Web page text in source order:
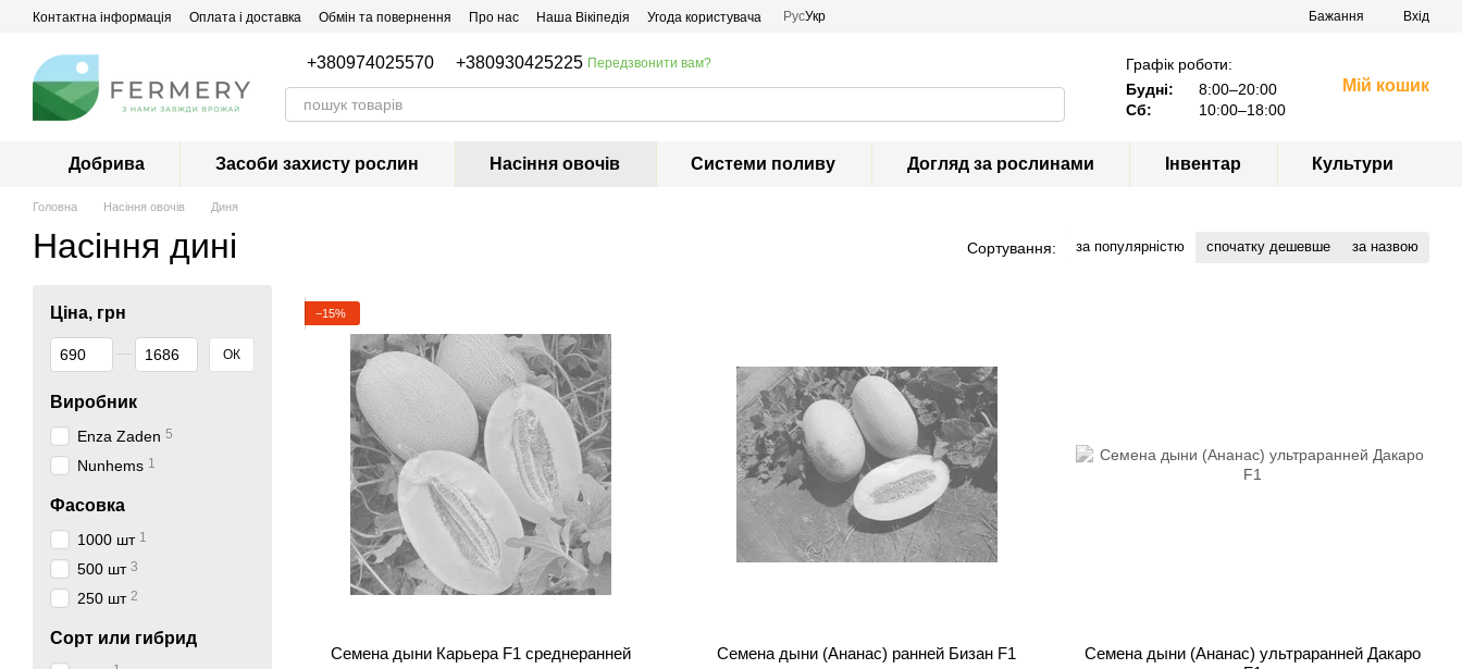
Перейти до основного контенту
Контактна інформація Оплата і доставка Обмін та повернення Про нас Наша Вікіпедія Угода користувача РусУкр Бажання Вхід
+380974025570 +380930425225 Передзвонити вам?
Графік роботи:
Будні:
8:00–20:00
Сб:
10:00–18:00
Мій кошик
Добрива Засоби захисту рослин Насіння овочів Системи поливу Догляд за рослинами Інвентар Культури
Головна Насіння овочів Диня
Насіння дині Сортування: за популярністю спочатку дешевше за назвою
−15%
Семена дыни Карьера F1 среднеранней
Семена дыни (Ананас) ранней Бизан F1
Семена дыни (Ананас) ультраранней Дакаро
Ціна, грн
Від Ціна, грн
До Ціна, грн ОК
Виробник
Enza Zaden 5
Nunhems 1
Фасовка
1000 шт 1
500 шт 3
250 шт 2
Сорт или гибрид